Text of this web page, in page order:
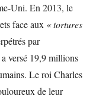
Uni. En 2013, le
face aux « tortures
par
versé 19,9 millions
Le roi Charles
de leur